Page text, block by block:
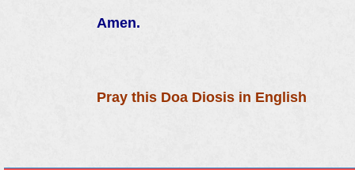
Amen.
Pray this Doa Diosis in English